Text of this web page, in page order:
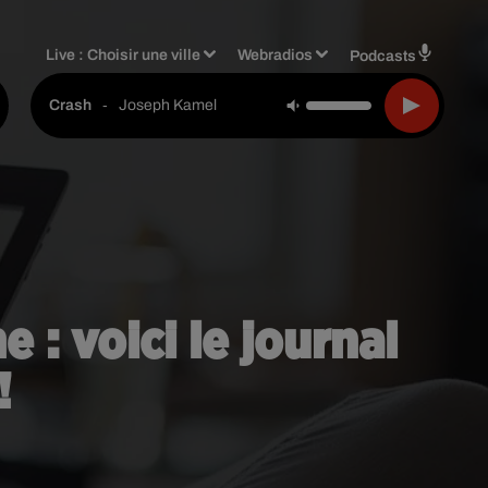
Live :Choisir une ville Webradios Podcasts
Crash - Joseph Kamel
: voici le journal